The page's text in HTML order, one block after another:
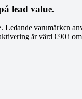
lead value.
varumärken
är värd €90 i